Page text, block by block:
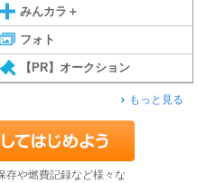
みんカラ＋
フォト
【PR】オークション
もっと見る
存や燃費記録など様々な